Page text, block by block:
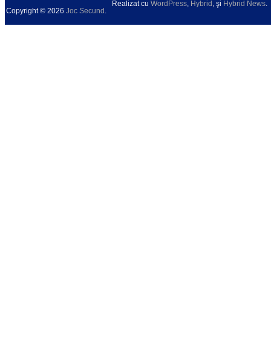
Copyright © 2026 Joc Secund .
Realizat cu WordPress, Hybrid , şi Hybrid News.